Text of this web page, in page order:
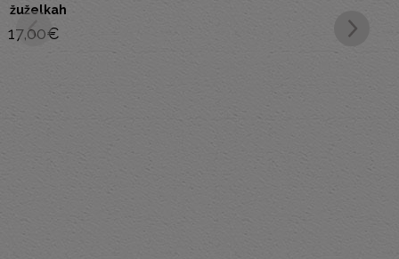
žuželkah
17,00€